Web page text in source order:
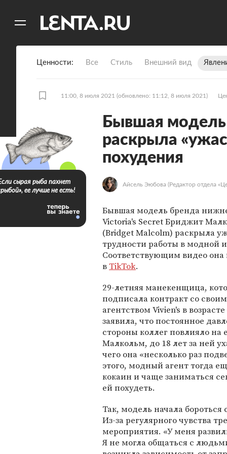
Ценности Все Стиль Внешний вид
11:00, 8 июля 2021 (обновлено: 11:12, 8 июля 2021)
Бывшая
раскрыла
похудения
Айсель Эюбова (Редактор отдела
Бывшая модель бренда
Victoria's Secret Бриджит
(Bridget Malcolm) раскрыла
трудности работы в модной
Соответствующим видео она
в TikTok.
29-летняя манекенщица,
подписала контракт со
агентством Vivien's в возрасте
заявила, что постоянное
стороны коллег повлияло на
Малкольм, до 18 лет за ней
чего она «несколько раз
этого, модный агент тогда
кокаин и чаще заниматься
ей похудеть.
Так, модель начала
Из-за регулярного чувства
мероприятия. «У меня
Я не могла общаться с
сырая рыба пахнет
ее лучше не есть!